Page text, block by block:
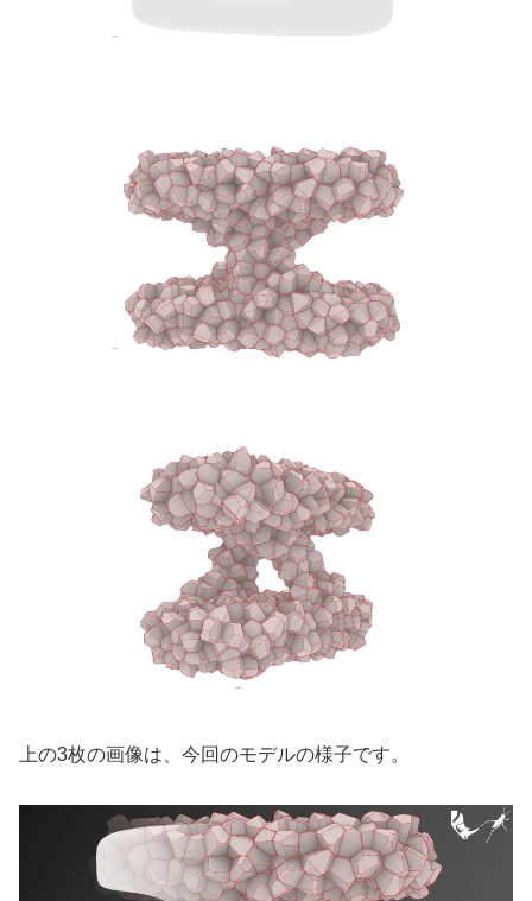
上の3枚の画像は、今回のモデルの様子です。